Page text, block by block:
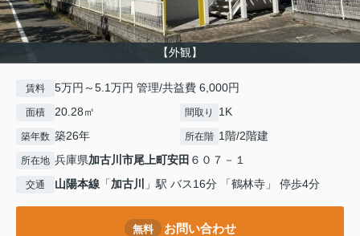
【外観】
賃料 5万円～5.1万円 管理/共益費 6,000円
面積 20.28㎡ 間取り 1K
築年数 築26年 所在階 1階/2階建
所在地 兵庫県加古川市尾上町安田 ６０７－１
交通 山陽本線 「加古川 」駅 バス16分 「鶴林寺」 停歩4分
無料 お問い合わせ